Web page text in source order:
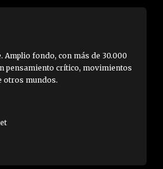
Amplio fondo, con más de 30.000
pensamiento crítico, movimientos
otros mundos.